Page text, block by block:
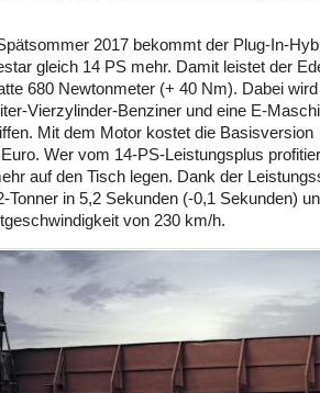
2017 bekommt der Plug-In-
gleich 14 PS mehr. Damit leistet der
680 Newtonmeter (+ 40 Nm). Dabei
Vierzylinder-Benziner und eine E-
Mit dem Motor kostet die Basisversion
Wer vom 14-PS-Leistungsplus
auf den Tisch legen. Dank der
Tonner in 5,2 Sekunden (-0,1 Sekunden)
von 230 km/h.